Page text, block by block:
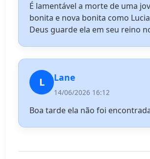
É lamentável a morte de uma
bonita e nova bonita como
Deus guarde ela em seu reino
L Lane
14/06/2026 16:12
Boa tarde ela não foi